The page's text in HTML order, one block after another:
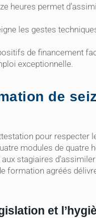
heures permet
les gestes
de financement
exceptionnelle.
de
pour respecter
modules de quatre
stagiaires
formation agréés
et